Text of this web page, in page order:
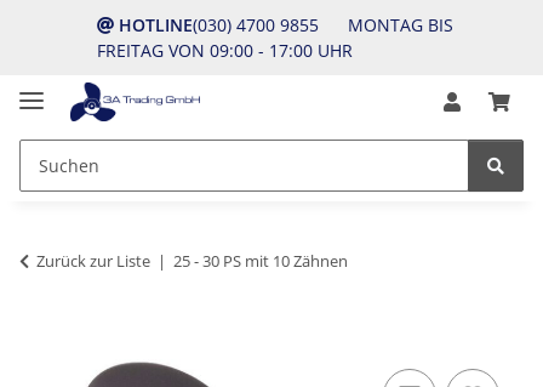
HOTLINE(030) 4700 9855 MONTAG BIS
FREITAG VON 09:00 - 17:00 UHR
Zurück zur Liste 25 - 30 PS mit 10 Zähnen